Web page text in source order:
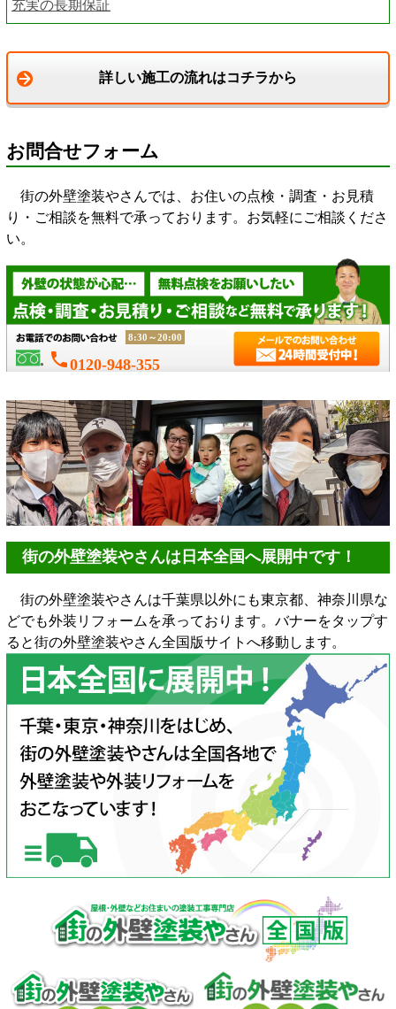
充実の長期保証
詳しい施工の流れはコチラから
お問合せフォーム
街の外壁塗装やさんでは、お住いの点検・調査・お見積
り・ご相談を無料で承っております。お気軽にご相談くださ
い。
phone0120-948-355
8:30～20:00
街の外壁塗装やさんは日本全国へ展開中です！
街の外壁塗装やさんは千葉県以外にも東京都、神奈川県な
どでも外装リフォームを承っております。バナーをタップす
ると街の外壁塗装やさん全国版サイトへ移動します。